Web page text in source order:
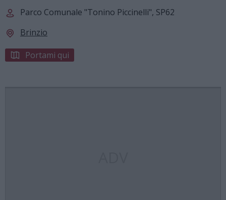
Parco Comunale "Tonino Piccinelli", SP62
Brinzio
Portami qui